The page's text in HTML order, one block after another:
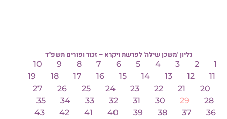
גליון 'משכן שילה' לפרשת ויקרא – זכור ופורים תשפ"ד
1
2
3
4
5
6
7
8
9
10
11
12
13
14
15
16
17
18
19
20
21
22
23
24
25
26
27
28
29
30
31
32
33
34
35
36
37
38
39
40
41
42
43